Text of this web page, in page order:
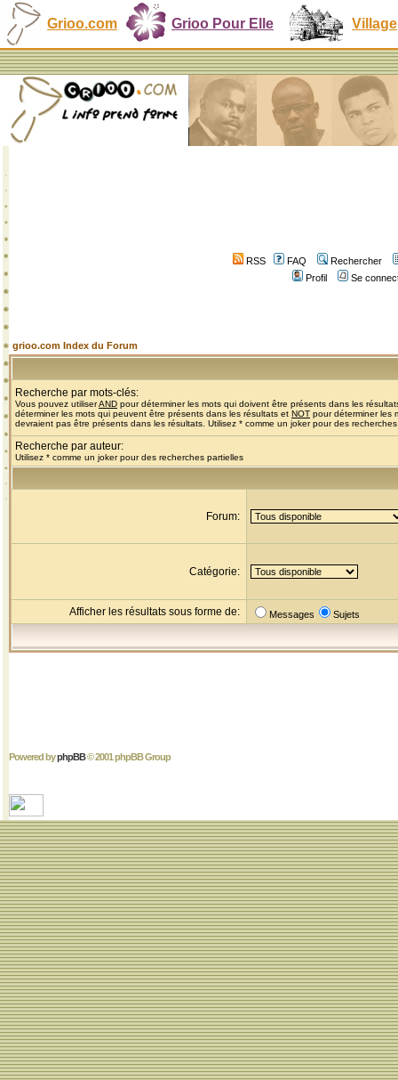
Grioo.com Grioo Pour Elle Village
RSS FAQ
Rechercher
Profil
Se
grioo.com Index du Forum
Recherche par mots-clés:
Vous pouvez utiliserAND pour déterminer les mots qui doivent être présents dans les
déterminer les mots qui peuvent être présents dans les résultats et NOT pour déterminer les
devraient pas être présents dans les résultats. Utilisez * comme un joker pour des
Recherche par auteur:
Utilisez * comme un joker pour des recherches partielles
Forum:
Catégorie:
Afficher les résultats sous forme de: Messages Sujets
Powered byphpBB© 2001 phpBB Group